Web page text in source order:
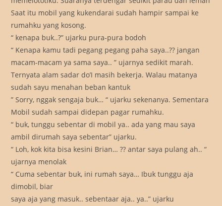
Saat itu mobil yang kukendarai sudah hampir sampai ke
rumahku yang kosong.
“ kenapa buk..?” ujarku pura-pura bodoh
“ Kenapa kamu tadi pegang pegang paha saya..?? jangan
macam-macam ya sama saya.. ” ujarnya sedikit marah.
Ternyata alam sadar do’I masih bekerja. Walau matanya
sudah sayu menahan beban kantuk
” Sorry, nggak sengaja buk… “ ujarku sekenanya. Sementara
Mobil sudah sampai didepan pagar rumahku.
“ buk, tunggu sebentar di mobil ya.. ada yang mau saya
ambil dirumah saya sebentar” ujarku.
“ Loh, kok kita bisa kesini Brian… ?? antar saya pulang ah.. “
ujarnya menolak
“ Cuma sebentar buk, ini rumah saya… Ibuk tunggu aja
dimobil, biar
saya aja yang masuk.. sebentaar aja.. ya..” ujarku